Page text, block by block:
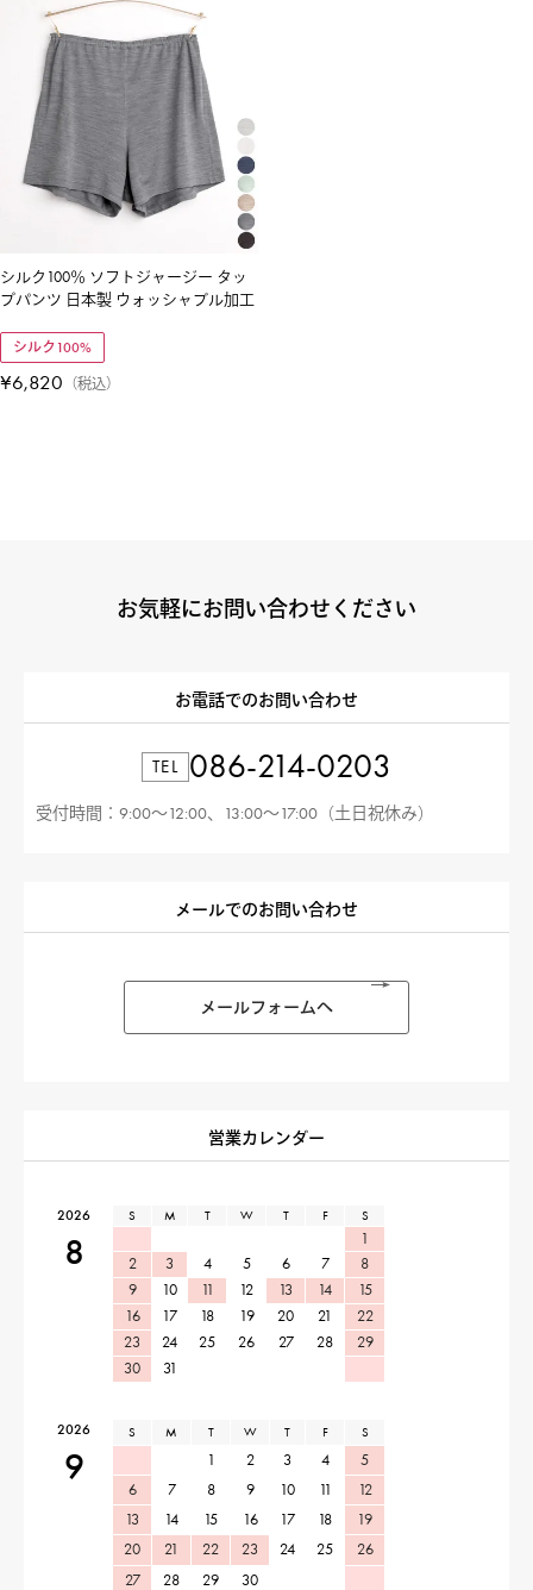
シルク100％ ソフトジャージー タッ
プパンツ 日本製 ウォッシャブル加工
シルク100%
¥6,820 税込
お気軽にお問い合わせください
お電話でのお問い合わせ
TEL 086-214-0203
受付時間：9:00〜12:00、13:00〜17:00（土日祝休み）
メールでのお問い合わせ
メールフォームへ
営業カレンダー
2026
8
S M T W T F S
1
2
3 4 5 6 7
8
9
10 11 12 13 14
15
16
17 18 19 20 21
22
23
24 25 26 27 28
29
30
31
2026
9
S M T W T F S
1 2 3 4
5
6
7 8 9 10 11
12
13
14 15 16 17 18
19
20
21 22 23 24 25
26
27
28 29 30